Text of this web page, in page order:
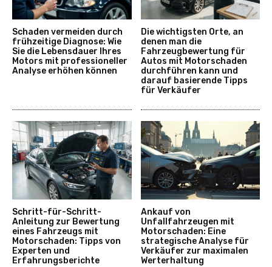
Schaden vermeiden durch
frühzeitige Diagnose: Wie
Sie die Lebensdauer Ihres
Motors mit professioneller
Analyse erhöhen können
Die wichtigsten Orte, an
denen man die
Fahrzeugbewertung für
Autos mit Motorschaden
durchführen kann und
darauf basierende Tipps
für Verkäufer
Schritt-für-Schritt-
Anleitung zur Bewertung
eines Fahrzeugs mit
Motorschaden: Tipps von
Experten und
Erfahrungsberichte
Ankauf von
Unfallfahrzeugen mit
Motorschaden: Eine
strategische Analyse für
Verkäufer zur maximalen
Werterhaltung